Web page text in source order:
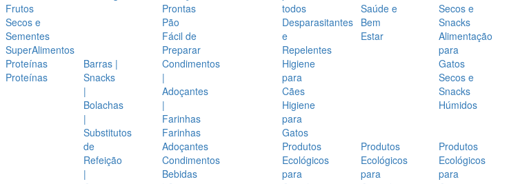
Frutos
Secos e
Sementes
SuperAlimentos
Prontas
Pão
Fácil de
Preparar
Proteínas
Proteínas
Barras |
Snacks
|
Bolachas
|
Substitutos
de
Refeição
|
Condimentos
|
Adoçantes
|
Farinhas
Farinhas
Adoçantes
Condimentos
Bebidas
todos
Desparasitantes
e
Repelentes
Higiene
para
Cães
Higiene
para
Gatos
Saúde e
Bem
Estar
Secos e
Snacks
Alimentação
para
Gatos
Secos e
Snacks
Húmidos
Produtos
Ecológicos
para
Produtos
Ecológicos
para
Produtos
Ecológicos
para